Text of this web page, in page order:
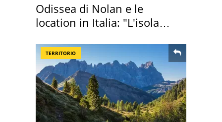
Odissea di Nolan e le
location in Italia: "L'isola
TERRITORIO